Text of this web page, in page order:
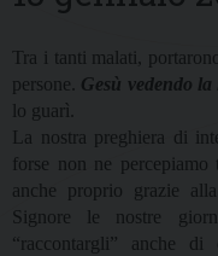
Tra i tanti malati,
persone. Gesù vedendo la
lo guarì.
La nostra preghiera di
forse non ne
anche proprio grazie
Signore le nostre
“raccontargli” anche